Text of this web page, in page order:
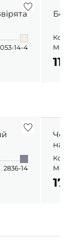
053-14-4
2836-14